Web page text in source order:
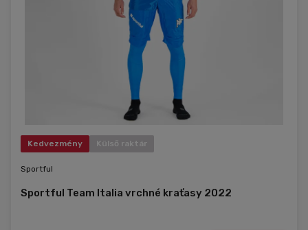
Kedvezmény Külső raktár
Sportful
Sportful Team Italia vrchné kraťasy 2022